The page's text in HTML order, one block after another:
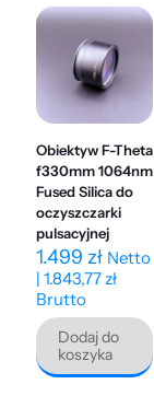
Obiektyw F-Theta
f330mm 1064nm
Fused Silica do
oczyszczarki
pulsacyjnej
1.499 zł Netto
| 1.843,77zł
Brutto
Dodaj do
koszyka